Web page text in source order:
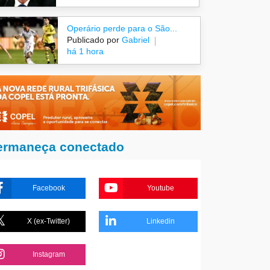
Operário perde para o São...
Publicado por Gabriel
há 1 hora
conectado
Facebook Youtube
X (ex-Twitter) Linkedin
Instagram